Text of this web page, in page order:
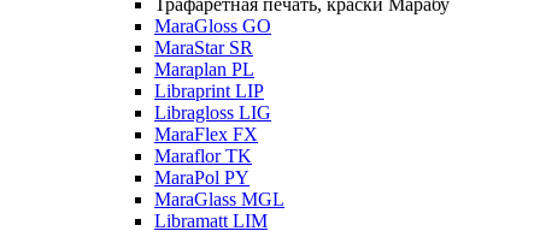
Трафаретная печать, краски Марабу
MaraGloss GO
MaraStar SR
Maraplan PL
Libraprint LIP
Libragloss LIG
MaraFlex FX
Maraflor TK
MaraPol PY
MaraGlass MGL
Libramatt LIM